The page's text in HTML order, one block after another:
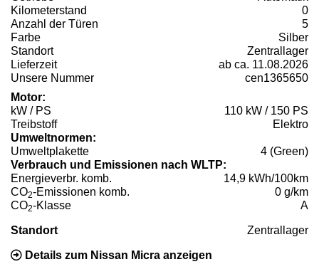
Kilometerstand
0
Anzahl der Türen
5
Farbe
Silber
Standort
Zentrallager
Lieferzeit
ab ca. 11.08.2026
Unsere Nummer
cen1365650
Motor:
kW / PS
110 kW / 150 PS
Treibstoff
Elektro
Umweltnormen:
Umweltplakette
4 (Green)
Verbrauch und Emissionen nach WLTP:
Energieverbr. komb.
14,9 kWh/100km
CO2-Emissionen komb.
0 g/km
CO2-Klasse A
Standort Zentrallager
Details zum Nissan Micra anzeigen